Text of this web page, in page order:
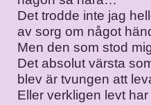
Det trodde inte jag
av sorg om något
Men den som stod
Det absolut värsta
blev är tvungen att
Eller verkligen levt